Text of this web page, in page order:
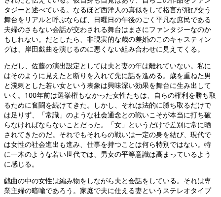
タジーと述べている。なるほど西洋人の真似をして格言が飛び交う
舞台をリアルと呼ぶならば、日曜日の午後のごく平凡な庶民である
夫婦のさもない会話が交わされる舞台はまさにファンタジーなのか
もしれない。だとしたら、非現実的な歳の差婚のこのキャスティン
グは、岸田戯曲を演じるのに悪くない組み合わせに見えてくる。
ただし、佐藤の演出設定としては夫と妻の年は離れていない。私に
はそのように見えたと断りを入れて先に話を進める。歳を重ねた男
と溌剌とした若い女という表象は興味深い効果を舞台に生み出して
いく。100年前は選挙権もなかった女性たちは、自らの権利を勝ち取
るために奮闘を続けてきた。しかし、それは法的に勝ち取るだけで
は足りず、「常識」のような社会通念との戦いこそが本当に打ち破
らなければならないことだった。「女」というだけで差別に常に晒
されてきたのだ。それでもそれらの戦いは一定の身を結び、現代で
は女性の社会進出も進み、仕事を持つことは何ら特別ではない。特
に一木のような若い世代では、男女の平等意識は高まっているよう
に感じる。
戯曲の中の女性は編み物をしながら夫と会話をしている。それは専
業主婦の暗喩であろう。家庭で夫に仕える妻というステレオタイプ